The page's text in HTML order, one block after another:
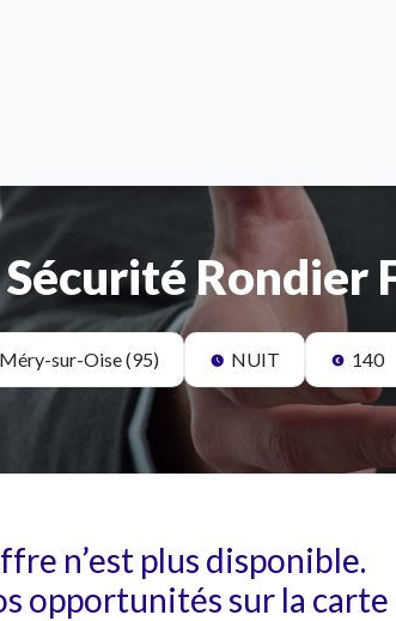
Rondier
Méry-sur-Oise (95) NUIT 140
n’est plus disponible.
opportunités sur la carte